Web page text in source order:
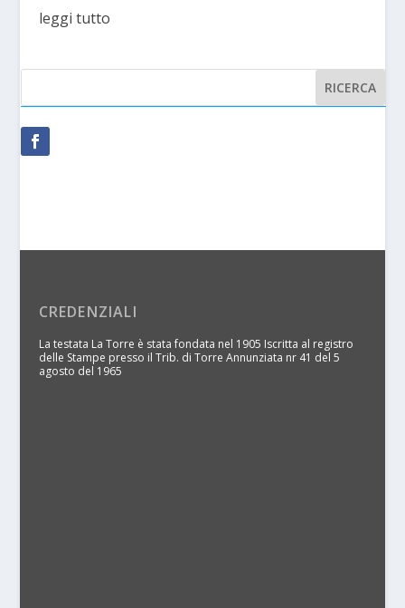
leggi tutto
CREDENZIALI
La testata La Torre è stata fondata nel 1905 Iscritta al registro
delle Stampe presso il Trib. di Torre Annunziata nr 41 del 5
agosto del 1965